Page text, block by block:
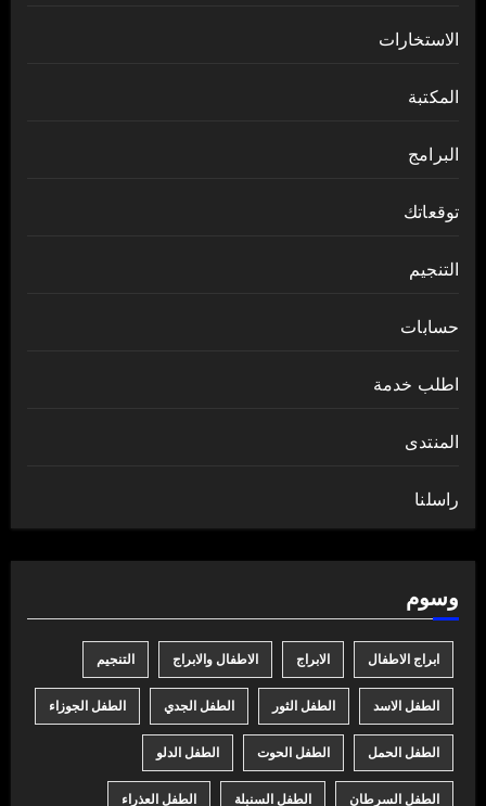
الاستخارات
المكتبة
البرامج
توقعاتك
التنجيم
حسابات
اطلب خدمة
المنتدى
راسلنا
وسوم
ابراج الاطفال الابراج الاطفال والابراج التنجيم
الطفل الاسد الطفل الثور الطفل الجدي الطفل الجوزاء
الطفل الحمل الطفل الحوت الطفل الدلو
الطفل السرطان الطفل السنبلة الطفل العذراء